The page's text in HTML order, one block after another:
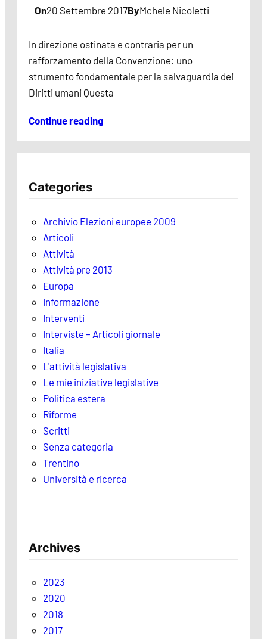
On20 Settembre 2017ByMchele Nicoletti
In direzione ostinata e contraria per un
rafforzamento della Convenzione: uno
strumento fondamentale per la salvaguardia dei
Diritti umani Questa
Continue reading
Categories
Archivio Elezioni europee 2009
Articoli
Attività
Attività pre 2013
Europa
Informazione
Interventi
Interviste – Articoli giornale
Italia
L'attività legislativa
Le mie iniziative legislative
Politica estera
Riforme
Scritti
Senza categoria
Trentino
Università e ricerca
Archives
2023
2020
2018
2017